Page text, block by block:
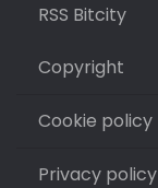
RSS Bitcity
Copyright
Cookie policy
Privacy policy